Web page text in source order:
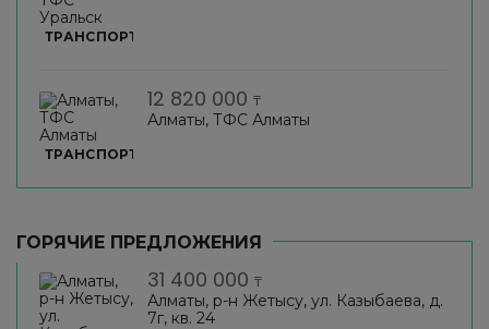
ТРАНСПОРТ
ТРАНСПОРТ
12 820 000 ₸
Алматы, ТФС Алматы
ГОРЯЧИЕ ПРЕДЛОЖЕНИЯ
31 400 000 ₸
Алматы, р-н Жетысу, ул. Казыбаева, д.
7г, кв. 24